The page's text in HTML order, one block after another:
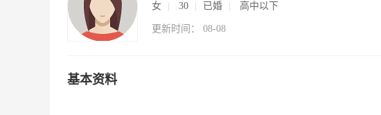
女 30 已婚 高中以下
更新时间： 08-08
基本资料